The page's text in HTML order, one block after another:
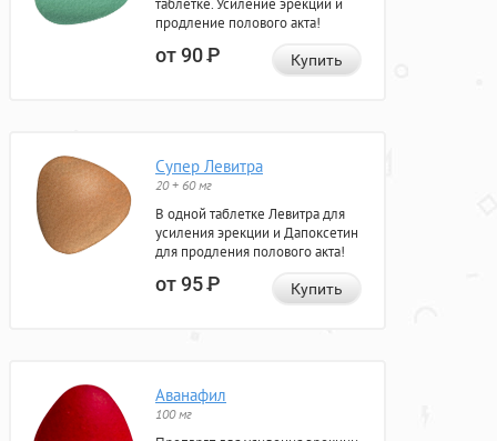
таблетке. Усиление эрекции и
продление полового акта!
от 90Р Купить
Супер Левитра
20 + 60 мг
В одной таблетке Левитра для
усиления эрекции и Дапоксетин
для продления полового акта!
от 95Р Купить
Аванафил
100 мг